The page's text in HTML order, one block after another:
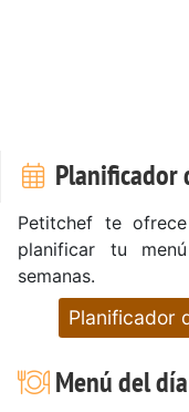
Planificador
Petitchef te
planificar tu
semanas.
Planificador
Menú del día